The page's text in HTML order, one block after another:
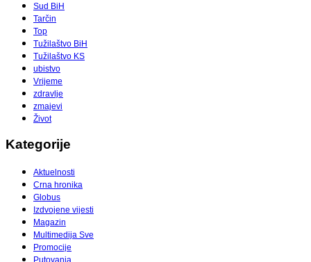
Sud BiH
Tarčin
Top
Tužilaštvo BiH
Tužilaštvo KS
ubistvo
Vrijeme
zdravlje
zmajevi
Život
Kategorije
Aktuelnosti
Crna hronika
Globus
Izdvojene vijesti
Magazin
Multimedija Sve
Promocije
Putovanja